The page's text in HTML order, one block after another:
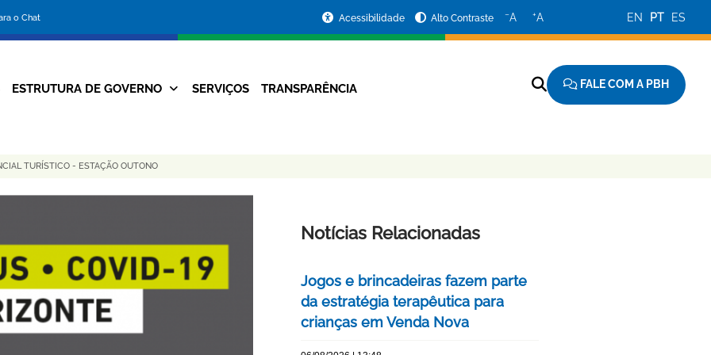
o Chat
da
Prefeitura
Acessibilidade Alto Contraste −A +A EN PT ES
Navegação
ESTRUTURA DE GOVERNO SERVIÇOS TRANSPARÊNCIA FALE COM A PBH
TURÍSTICO - ESTAÇÃO OUTONO
Notícias Relacionadas
Jogos e brincadeiras fazem parte
da estratégia terapêutica para
crianças em Venda Nova